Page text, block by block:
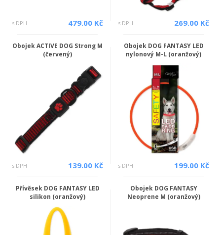
s DPH 479.00 Kč s DPH 269.00 Kč
Obojek ACTIVE DOG Strong M
(červený)
s DPH 139.00 Kč
Obojek DOG FANTASY LED
nylonový M-L (oranžový)
s DPH 199.00 Kč
Přívěsek DOG FANTASY LED
silikon (oranžový)
Obojek DOG FANTASY
Neoprene M (oranžový)